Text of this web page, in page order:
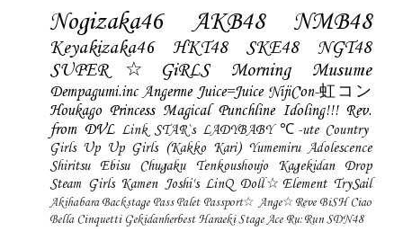
Nogizaka46 AKB48 NMB48
Keyakizaka46 HKT48 SKE48
NGT48
SUPER☆GiRLS
Morning Musume
Dempagumi.inc Angerme Juice=Juice NijiCon-虹コン
Houkago Princess Magical Punchline Idoling!!! Rev.
from DVL Link STAR`s LADYBABY ℃-ute Country
Girls Up Up Girls (Kakko Kari) Yumemiru Adolescence
Shiritsu Ebisu Chugaku
Tenkoushoujo Kagekidan
Drop
Steam Girls Kamen Joshi's LinQ Doll☆Element TrySail
Akihabara Backstage Pass Palet Passport☆ Ange☆Reve BiSH Ciao
Bella Cinquetti Gekidanherbest Haraeki Stage Ace Ru:Run SDN48